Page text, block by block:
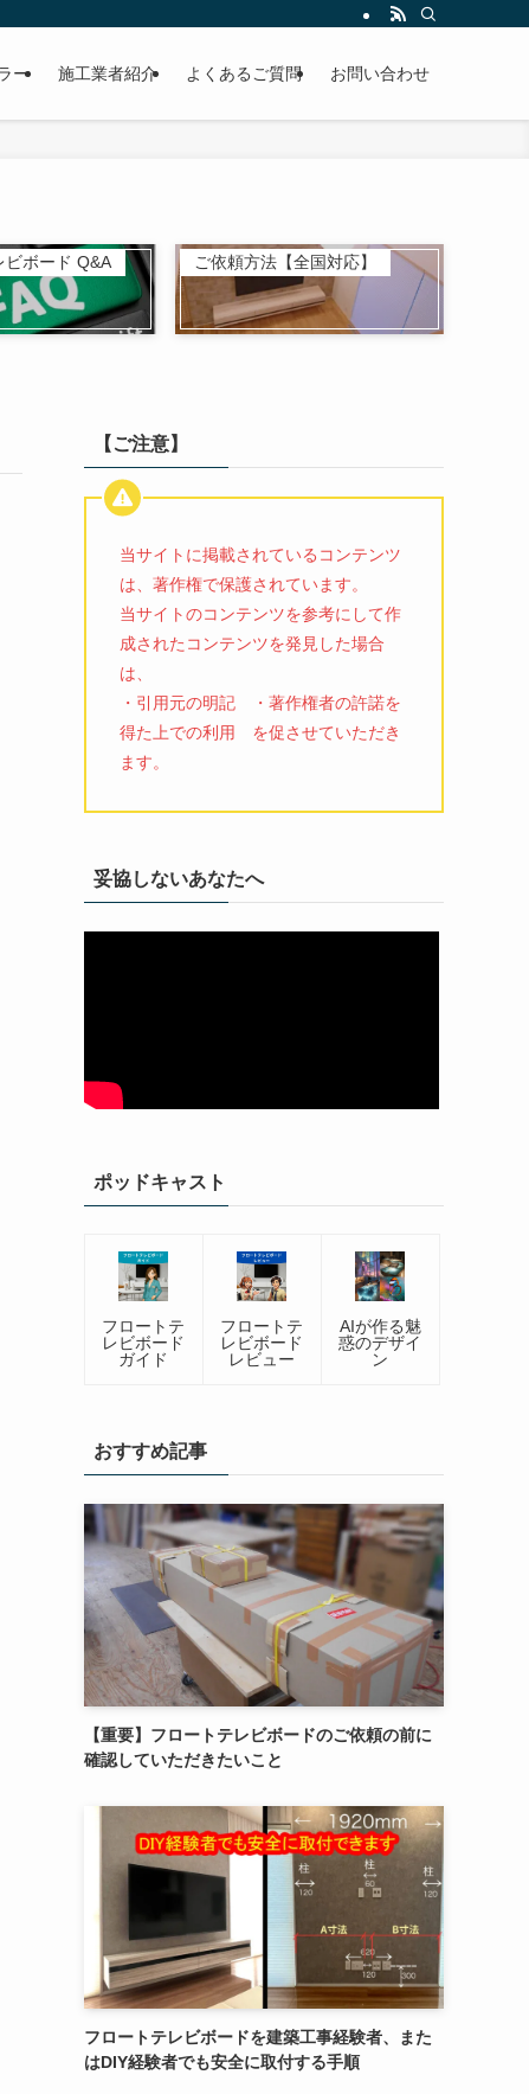
ー 施工業者紹介 よくあるご質問 お問い合わせ
ビボード Q&A ご依頼方法【全国対応】
【ご注意】
当サイトに掲載されているコンテンツ
は、著作権で保護されています。
当サイトのコンテンツを参考にして作
成されたコンテンツを発見した場合
は、
・引用元の明記 ・著作権者の許諾を
得た上での利用 を促させていただき
ます。
妥協しないあなたへ
ポッドキャスト
フロートテ
レビボード
ガイド
フロートテ
レビボード
レビュー
AIが作る魅
惑のデザイ
ン
おすすめ記事
【重要】フロートテレビボードのご依頼の前に
確認していただきたいこと
フロートテレビボードを建築工事経験者、また
はDIY経験者でも安全に取付する手順